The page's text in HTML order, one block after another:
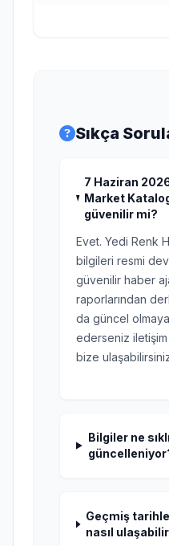
Sıkça
7 Haziran
Market
güvenilir mi?
Evet. Yedi Renk
bilgileri resmi
güvenilir haber
raporlarından
da güncel
ederseniz
bize
Bilgiler ne
Geçmiş
nasıl